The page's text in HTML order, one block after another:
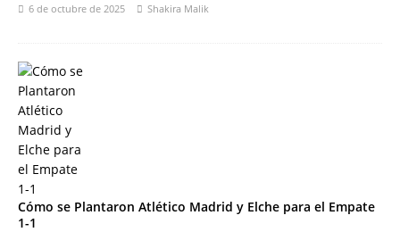
6 de octubre de 2025 Shakira Malik
Cómo se Plantaron Atlético Madrid y Elche para el Empate
1-1